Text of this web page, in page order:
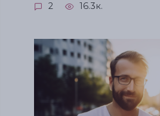
2 16.3к.